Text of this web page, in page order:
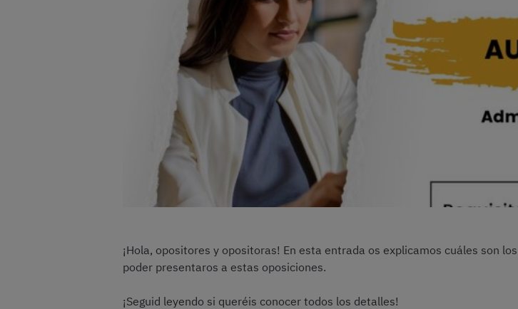
¡Hola, opositores y opositoras! En esta entrada os explicamos cuáles son los
poder presentaros a estas oposiciones.
¡Seguid leyendo si queréis conocer todos los detalles!